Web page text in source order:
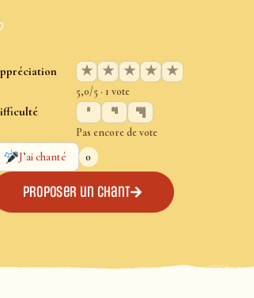
★ ★ ★ ★ ★
5,0/5 · 1 vote
Pas encore de vote
J’ai chanté
0
Proposer un chant